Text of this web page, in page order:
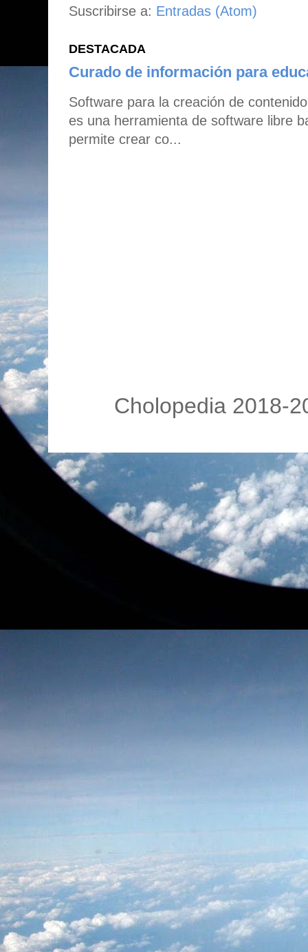
Suscribirse a: Entradas (Atom)
DESTACADA
Curado de información para
Software para la creación de
es una herramienta de software libre
permite crear co...
Cholopedia 2018-